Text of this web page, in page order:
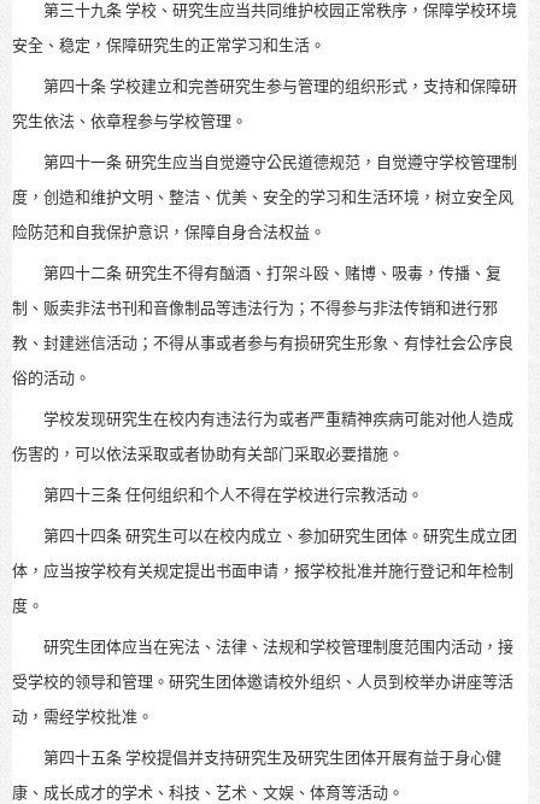
第三十九条 学校、研究生应当共同维护校园正常秩序，保障学校环境
安全、稳定， 保障研究生的正常学习和生活。
第四十条 学校建立和完善研究生参与管理的组织形式，支持和保障研
究生依法、依章程参与学校管理。
第四十一条 研究生应当自觉遵守公民道德规范，自觉遵守学校管理制
度，创造和维护文明、整洁、优美、安全的学习和生活环境 ，树立安全风
险防范和自我保护意识，保障自身合法权益 。
第四十二条 研究生不得有酗酒、打架斗殴、赌博、吸毒，传播、复
制、贩卖非法书刊和音像制品等违法行为 ；不得参与非法传销和进行邪
教、封建迷信活动；不得从事或者参与有损研究生形象、 有悖社会公序良
俗的活动。
学校发现研究生在校内有违法行为或者严重精神疾病可能对他人造成
伤害的，可以依法采取或者协助有关部门采取必要措施。
第四十三条 任何组织和个人不得在学校进行宗教活动。
第四十四条 研究生可以在校内成立、参加研究生团体。研究生成立团
体，应当按学校有关规定提出书面申请，报学校批准并施行登记和年检制
度 。
研究生团体应当在宪法、法律、法规和学校管理制度范围内活动，接
受学校的领导和管理。 研究生团体邀请校外组织、人员到校举办讲座等活
动，需经学校批准。
第四十五条 学校提倡并支持研究生及研究生团体开展有益于身心健
康 、成长成才的学术、科技、艺术、文娱、体育等活动。